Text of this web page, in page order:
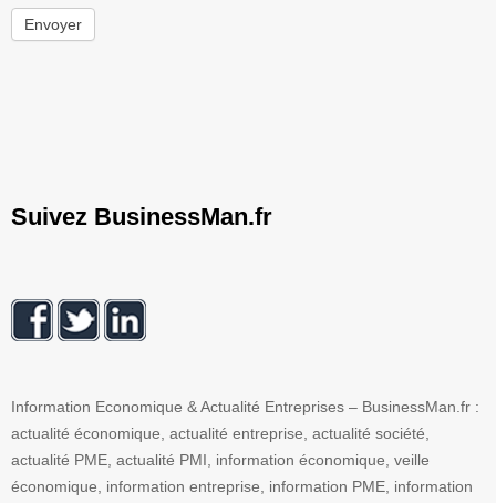
Envoyer
Suivez BusinessMan.fr
Information Economique & Actualité Entreprises – BusinessMan.fr :
actualité économique, actualité entreprise, actualité société,
actualité PME, actualité PMI, information économique, veille
économique, information entreprise, information PME, information